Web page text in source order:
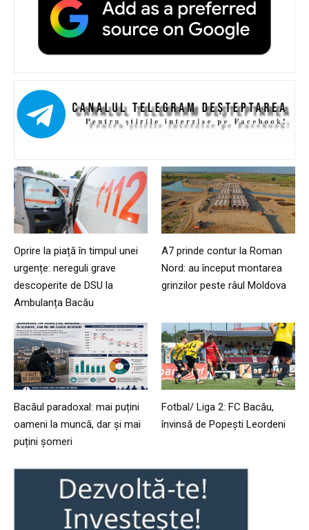
Oprire la piață în timpul unei
urgențe: nereguli grave
descoperite de DSU la
Ambulanța Bacău
A7 prinde contur la Roman
Nord: au început montarea
grinzilor peste râul Moldova
Bacăul paradoxal: mai puțini
oameni la muncă, dar și mai
puțini șomeri
Fotbal/ Liga 2: FC Bacău,
învinsă de Popești Leordeni